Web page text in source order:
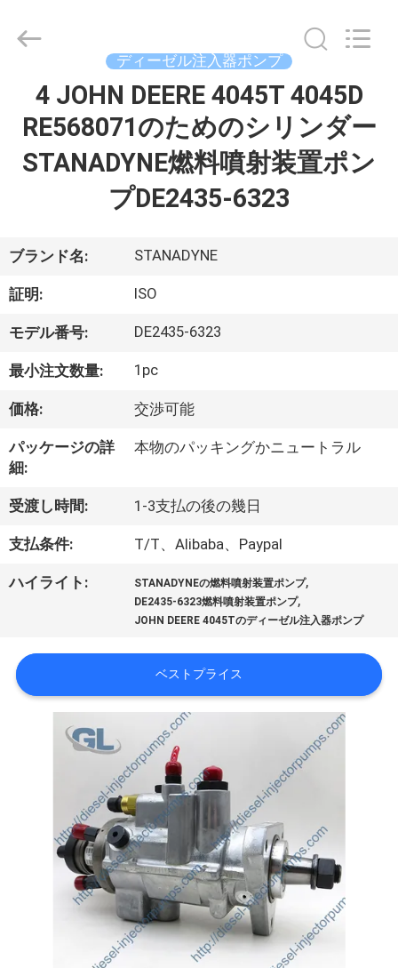
へ
ビ
デ
オ
わ
た
し
た
い
Copyright
Dongguan
Hardware
ディーゼル注入器ポンプ
4 JOHN DEERE 4045T 4045D
RE568071のためのシリンダー
STANADYNE燃料噴射装置ポン
プDE2435-6323
ブランド名: STANADYNE
証明: ISO
モデル番号: DE2435-6323
最小注文数量: 1pc
価格: 交渉可能
パッケージの詳
細:
本物のパッキングかニュートラル
受渡し時間: 1-3支払の後の幾日
支払条件: T/T、Alibaba、Paypal
ハイライト: STANADYNEの燃料噴射装置ポンプ,
DE2435-6323燃料噴射装置ポンプ,
JOHN DEERE 4045Tのディーゼル注入器ポンプ
ベストプライス